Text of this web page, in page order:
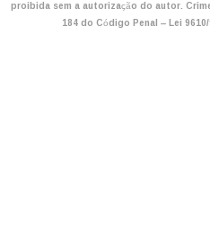
proibida sem a autorização do autor.
184 do Código Penal –Lei